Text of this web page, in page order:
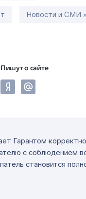
Новости и СМИ
Пишут о сайте
Гарантом
с соблюдением
становится